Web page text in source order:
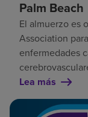
Palm Beach
El almuerzo es
Association
enfermedades
Lea más